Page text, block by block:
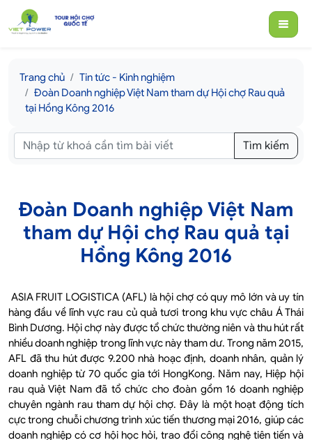
Trang chủ
Tin tức - Kinh nghiệm
Đoàn Doanh nghiệp Việt Nam tham dự Hội chợ Rau quả
tại Hồng Kông 2016
Tìm kiếm
Đoàn Doanh nghiệp Việt Nam
tham dự Hội chợ Rau quả tại
Hồng Kông 2016
ASIA FRUIT LOGISTICA (AFL) là hội chợ có quy mô lớn và uy tín
hàng đầu về lĩnh vực rau củ quả tươi trong khu vực châu Á Thái
Bình Dương. Hội chợ này được tổ chức thường niên và thu hút rất
nhiều doanh nghiệp trong lĩnh vực này tham dư. Trong năm 2015,
AFL đã thu hút được 9.200 nhà hoạc định, doanh nhân, quản lý
doanh nghiệp từ 70 quốc gia tới HongKong. Năm nay, Hiệp hội
rau quả Việt Nam đã tổ chức cho đoàn gồm 16 doanh nghiệp
chuyên ngành rau tham dự hội chợ. Đây là một hoạt động tích
cực trong chuỗi chương trình xúc tiến thương mại 2016, giúp các
doanh nghiệp có cơ hội học hỏi, trao đổi công nghệ tiên tiến và